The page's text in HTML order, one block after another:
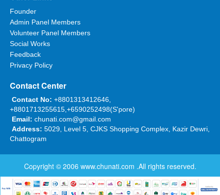
Founder
Admin Panel Members
Volunteer Panel Members
Social Works
Feedback
Privacy Policy
Contact Center
Contact No: +8801313412646,
+8801713255615,+6590252498(S'pore)
Email: chunati.com@gmail.com
Address: 5029, Level 5, CJKS Shopping Complex, Kazir Dewri,
Chattogram
Copyright © 2006 www.chunati.com .All rights reserved.